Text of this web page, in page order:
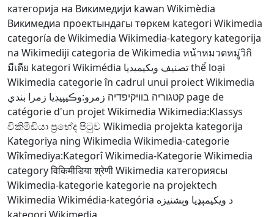
категорија на Викимедији kawan Wikimèdia
Викимедиа проектындагы төркем kategori Wikimedia
categoría de Wikimedia Wikimedia-kategory kategorija
na Wikimediji categoria de Wikimedia หน้าหมวดหมู่วิกิ
มีเดีย kategori Wikimédia تصنيف ويكيميدياthể loại
Wikimedia categorie în cadrul unui proiect Wikimedia
קטגוריה בוויקיפדיה زمرو:وڪيپيڊيا زمرا بندي
page de
catégorie d'un projet Wikimedia Wikimedia:Klassys
විකිමීඩියා ප්‍රභේද පිටුව Wikimedia projekta kategorija
Kategoriya ning Wikimedia Wikimedia-categorie
Wîkîmediya:KategorîWikimedia-KategorieWikimedia
categoryविकिमीडिया श्रेणीWikimedia категориясы
Wikimedia-kategorie kategorie na projektech
Wikimedia Wikimédia-kategória د ويکيمېډيا وېشنيزه